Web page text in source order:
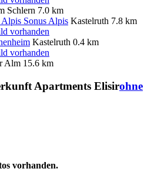
Schlern 7.0 km
Sonus Alpis Kastelruth 7.8 km
Kastelruth 0.4 km
Alm 15.6 km
Apartments Elisirohne
vorhanden.